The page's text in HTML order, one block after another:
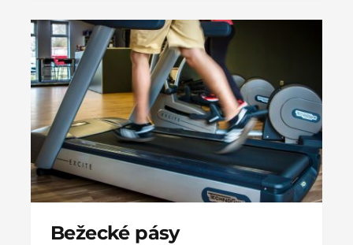
Bežecké pásy